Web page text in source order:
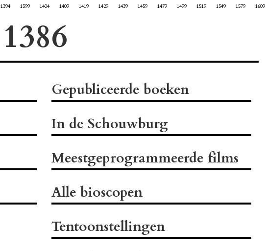
1394 1399 1404 1409 1419 1429 1439 1459 1479 1499 1519 1549 1579 1609
Gepubliceerde boeken
In de Schouwburg
Meestgeprogrammeerde films
Alle bioscopen
Tentoonstellingen